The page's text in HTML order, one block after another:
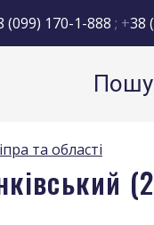
(099) 170-1-888 ; +38
та області